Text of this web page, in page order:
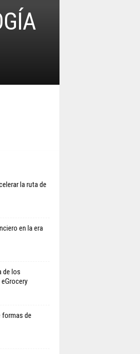
la ruta de
en la era
de los
formas de